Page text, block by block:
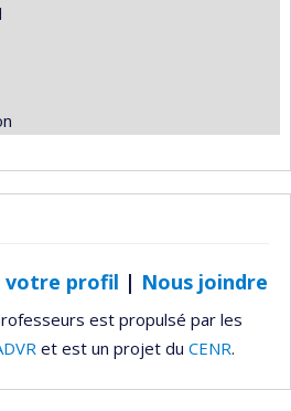
votre profil | Nous joindre
est propulsé par les
et est un projet du CENR.